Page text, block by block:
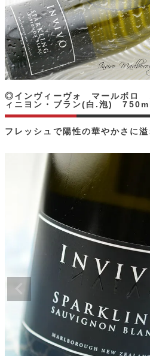
フレッシュで陽性の華やかさに
◎インヴィーヴォ マールボロ
ィニヨン・ブラン(白.泡)